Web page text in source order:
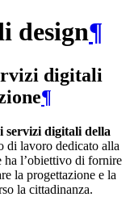
design¶
digitali
¶
servizi digitali della
di lavoro dedicato alla
l’obiettivo di fornire
la progettazione e la
la cittadinanza.